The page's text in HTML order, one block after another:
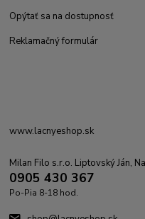
Opýtať sa na dostupnosť
Reklamačný formulár
www.lacnyeshop.sk
Milan Filo s.r.o. Liptovský Ján,
0905 430 367
Po-Pia 8-18 hod.